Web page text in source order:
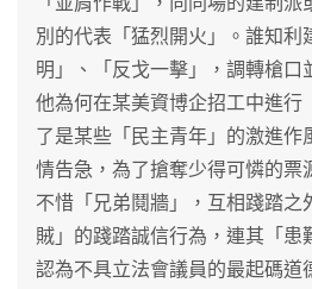
別的代表「猛烈開火」。誰知利
明」、「反戈一擊」，調轉槍口
他為何在某美資博企招工中進行
了是某些「民主青年」的激進作
情告急，為了搶奪少得可憐的票
不惜「兄弟鬩牆」，互相踐踏之
賊」的踐踏誠信行為，連其「患
認為不具立法會議員的最起碼道